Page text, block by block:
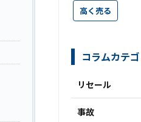
高く売る
コラムカテ
リセール
事故